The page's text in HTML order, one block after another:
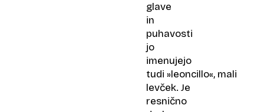
glave
in
puhavosti
jo
imenujejo
tudi »leoncillo«, mali
levček. Je
resnično